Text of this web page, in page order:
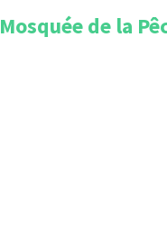
Mosquée de la